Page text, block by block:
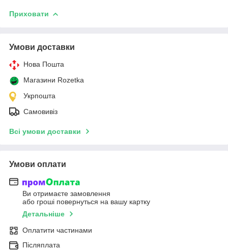
Приховати
Умови доставки
Нова Пошта
Магазини Rozetka
Укрпошта
Самовивіз
Всі умови доставки
Умови оплати
Ви отримаєте замовлення
або гроші повернуться на вашу картку
Детальніше
Оплатити частинами
Післяплата